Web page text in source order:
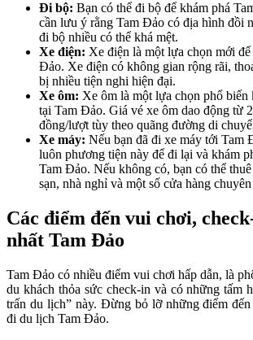
Đi bộ: Bạn có thể đi bộ để khám phá
cần lưu ý rằng Tam Đảo có địa hình đồi
đi bộ nhiều có thể khá mệt.
Xe điện: Xe điện là một lựa chọn mới
Đảo. Xe điện có không gian rộng rãi,
bị nhiều tiện nghi hiện đại.
Xe ôm: Xe ôm là một lựa chọn phổ biến
tại Tam Đảo. Giá vé xe ôm dao động từ
đồng/lượt tùy theo quãng đường di
Xe máy: Nếu bạn đã đi xe máy tới Tam
luôn phương tiện này để đi lại và khám
Tam Đảo. Nếu không có, bạn có thể
sạn, nhà nghỉ và một số cửa hàng
Các điểm đến vui chơi,
nhất Tam Đảo
Tam Đảo có nhiều điểm vui chơi hấp dẫn, là
du khách thỏa sức check-in và có những tấm
trấn du lịch” này. Đừng bỏ lỡ những điểm
đi du lịch Tam Đảo.